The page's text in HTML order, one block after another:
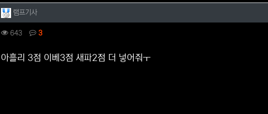
작성자 정보
램프기사작성
컨텐츠 정보
643조회 3댓글
본문
아흘리 3점 이베3점 새파2점 더 넣어줘ㅜ